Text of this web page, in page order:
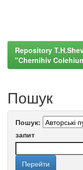
Repository
"Chernihiv
Пошук
Пошук:
запит